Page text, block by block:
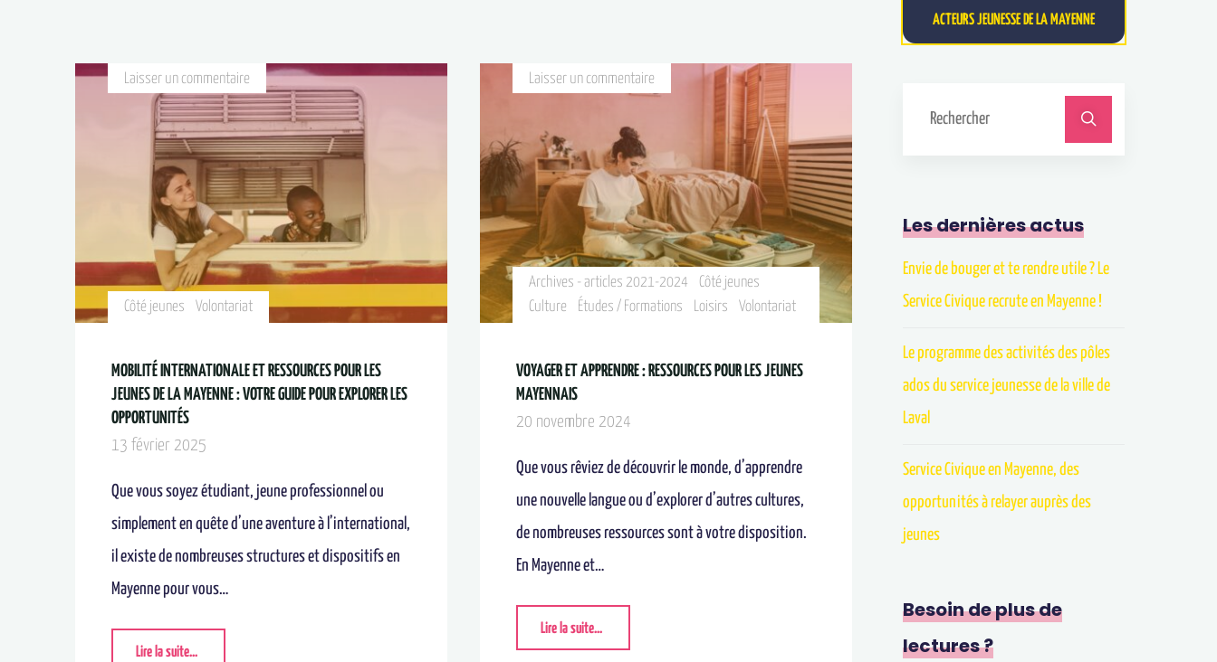
Côté jeunes Volontariat
Laisser un commentaire
MOBILITÉ INTERNATIONALE ET RESSOURCES POUR LES
JEUNES DE LA MAYENNE : VOTRE GUIDE POUR EXPLORER LES
OPPORTUNITÉS
13 février 2025
Que vous soyez étudiant, jeune professionnel ou
simplement en quête d’une aventure à l’international,
il existe de nombreuses structures et dispositifs en
Mayenne pour vous…
Lire la suite...
Archives - articles 2021-2024
Côté jeunes
Culture
Études / Formations Loisirs Volontariat
Laisser un commentaire
VOYAGER ET APPRENDRE : RESSOURCES POUR LES JEUNES
MAYENNAIS
20 novembre 2024
Que vous rêviez de découvrir le monde, d’apprendre
une nouvelle langue ou d’explorer d’autres cultures,
de nombreuses ressources sont à votre disposition.
En Mayenne et…
Lire la suite...
ACTEURS JEUNESSE DE LA MAYENNE
Les dernières actus
Envie de bouger et te rendre utile ? Le
Service Civique recrute en Mayenne !
Le programme des activités des pôles
ados du service jeunesse de la ville de
Laval
Service Civique en Mayenne, des
opportunités à relayer auprès des
jeunes
Besoin de plus de
lectures ?